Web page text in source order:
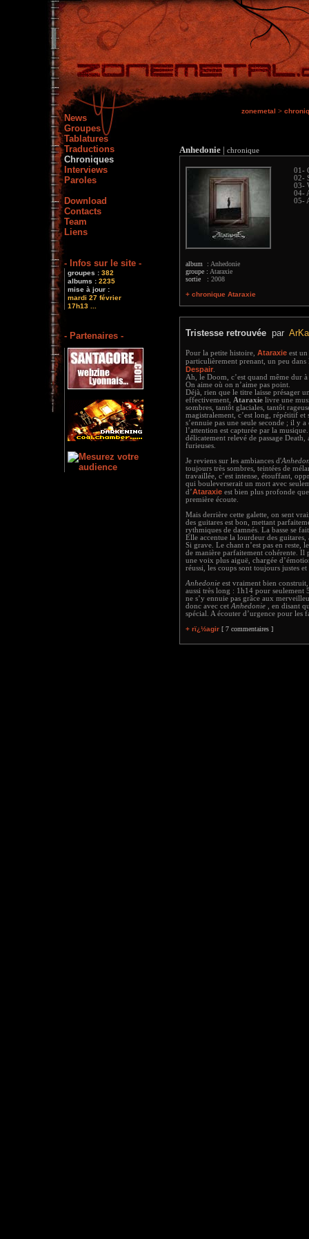
News
Groupes
Tablatures
Traductions
Chroniques
Interviews
Paroles
Download
Contacts
Team
Liens
- Infos sur le site -
groupes : 382
albums : 2235
mise à jour :
mardi 27 février
17h13 ...
- Partenaires -
zonemetal >
Anhedonie | chronique
album : Anhedonie
groupe : Ataraxie
sortie : 2008
+ chronique Ataraxie
01-
02-
03-
04-
05-
Tristesse retrouvée par
Pour la petite histoire, Ataraxie est
particulièrement prenant, un peu dans
Despair
Ah, le Doom, c’est quand même dur
On aime où on n’aime pas point.
Déjà, rien que le titre laisse présager
effectivement, Ataraxie livre une
sombres, tantôt glaciales, tantôt
magistralement, c’est long, répétitif
s’ennuie pas une seule seconde ; il y
l’attention est capturée par la
délicatement relevé de passage Death,
furieuses.
Je reviens sur les ambiances d'
toujours très sombres, teintées de
travaillée, c’est intense, étouffant,
qui bouleverserait un mort avec
d’Ataraxie est bien plus profonde
première écoute.
Mais derrière cette galette, on sent
des guitares est bon, mettant
rythmiques de damnés. La basse se
Elle accentue la lourdeur des
Si grave. Le chant n’est pas en reste,
de manière parfaitement cohérente. Il
une voix plus aiguë, chargée
réussi, les coups sont toujours justes
Anhedonie est vraiment bien
aussi très long : 1h14 pour seulement
ne s’y ennuie pas grâce aux
donc avec cet Anhedonie
, en disant
spécial. A écouter d’urgence pour les
+ rï¿½agir [ 7 commentaires ]